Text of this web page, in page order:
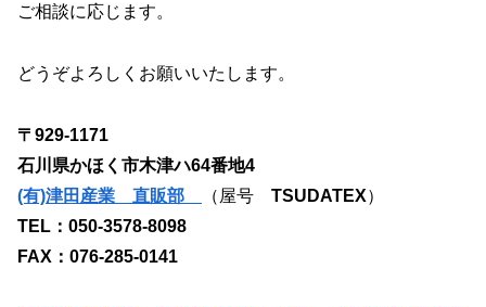
ご相談に応じます。
どうぞよろしくお願いいたします。
〒929-1171
石川県かほく市木津ハ64番地4
(有)津田産業 直販部
（屋号 TSUDATEX）
TEL：050-3578-8098
FAX：076-285-0141